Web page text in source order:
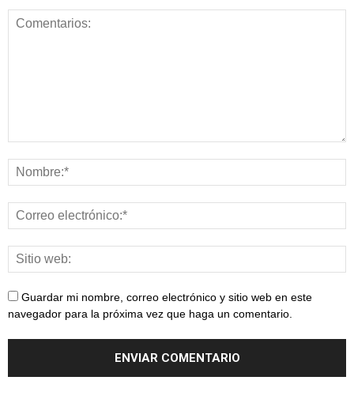
Guardar mi nombre, correo electrónico y sitio web en este
navegador para la próxima vez que haga un comentario.